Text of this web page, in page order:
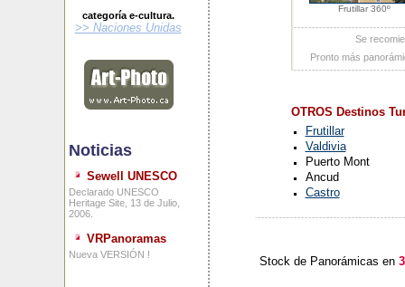
categoría e-cultura.
>> Naciones Unidas
Noticias
Sewell UNESCO
Declarado UNESCO
Heritage Site, 13 de Julio,
2006.
VRPanoramas
Nueva VERSIÓN !
Frutillar 360º
Se
Pronto más
OTROS Destinos
Frutillar
Valdivia
Puerto Mont
Ancud
Castro
Stock de Panorámicas en